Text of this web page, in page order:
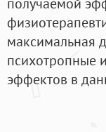
максимальная
психотропные
эффектов в